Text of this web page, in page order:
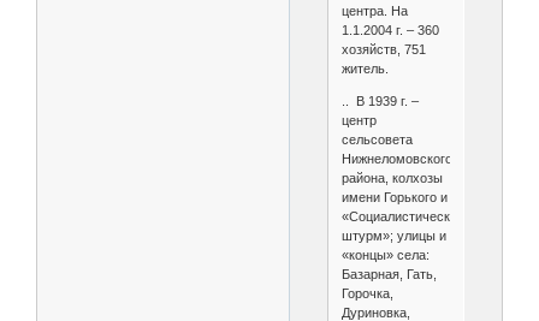
центра. На
1.1.2004 г. – 360
хозяйств, 751
житель.
.. В 1939 г. –
центр
сельсовета
Нижнеломовского
района, колхозы
имени Горького и
«Социалистический
штурм»; улицы и
«концы» села:
Базарная, Гать,
Горочка,
Дуриновка,